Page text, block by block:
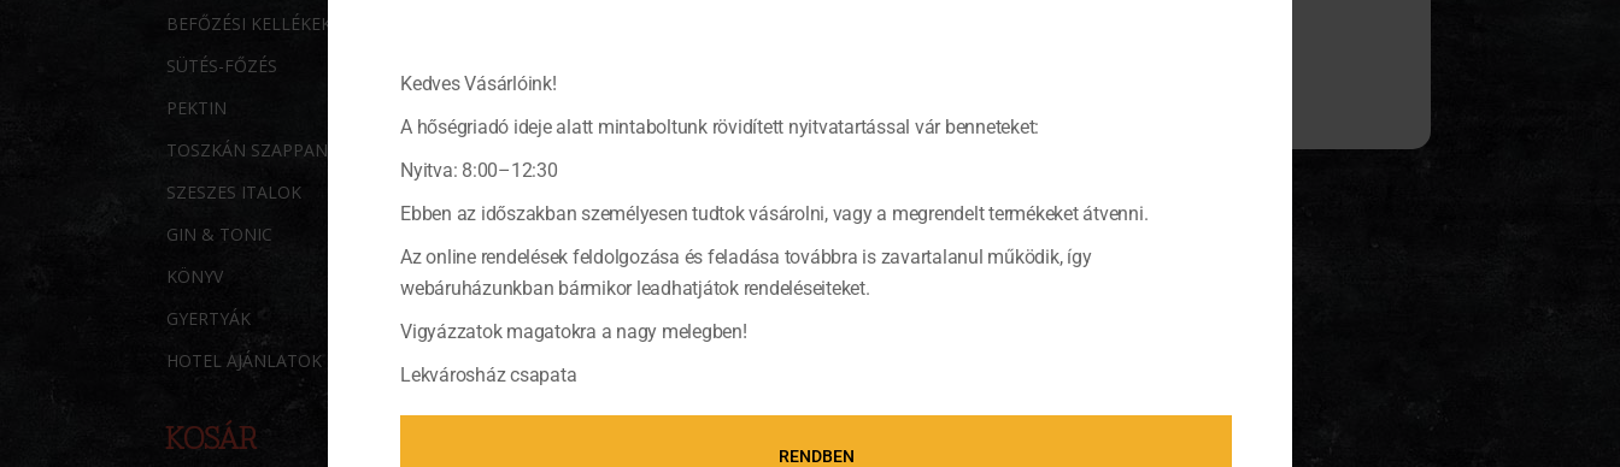
BEFŐZÉSI KELLÉKEK
SÜTÉS-FŐZÉS
PEKTIN
TOSZKÁN SZAPPANOK
SZESZES ITALOK
GIN & TONIC
KÖNYV
GYERTYÁK
HOTEL AJÁNLATOK
KOSÁR
Kedves Vásárlóink!
A hőségriadó ideje alatt mintaboltunk rövidített nyitvatartással vár benneteket:
Nyitva: 8:00–12:30
Ebben az időszakban személyesen tudtok vásárolni, vagy a megrendelt termékeket átvenni.
Az online rendelések feldolgozása és feladása továbbra is zavartalanul működik, így
webáruházunkban bármikor leadhatjátok rendeléseiteket.
Vigyázzatok magatokra a nagy melegben!
Lekvárosház csapata
RENDBEN